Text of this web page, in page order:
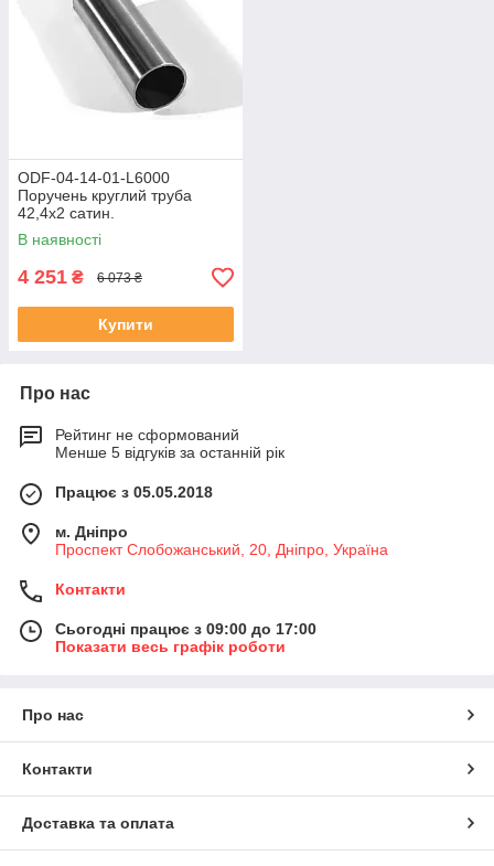
ODF-04-14-01-L6000
Поручень круглий труба
42,4х2 сатин.
В наявності
4 251 ₴ 6 073 ₴
Купити
Про нас
Рейтинг не сформований
Менше 5 відгуків за останній рік
Працює з 05.05.2018
м. Дніпро
Проспект Слобожанський, 20, Дніпро, Україна
Контакти
Сьогодні працює з 09:00 до 17:00
Показати весь графік роботи
Про нас
Контакти
Доставка та оплата